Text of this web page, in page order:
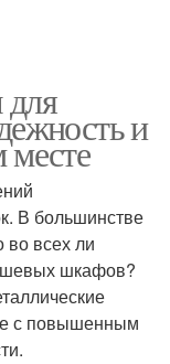
и
месте
В большинстве
во всех ли
шкафов?
с повышенным